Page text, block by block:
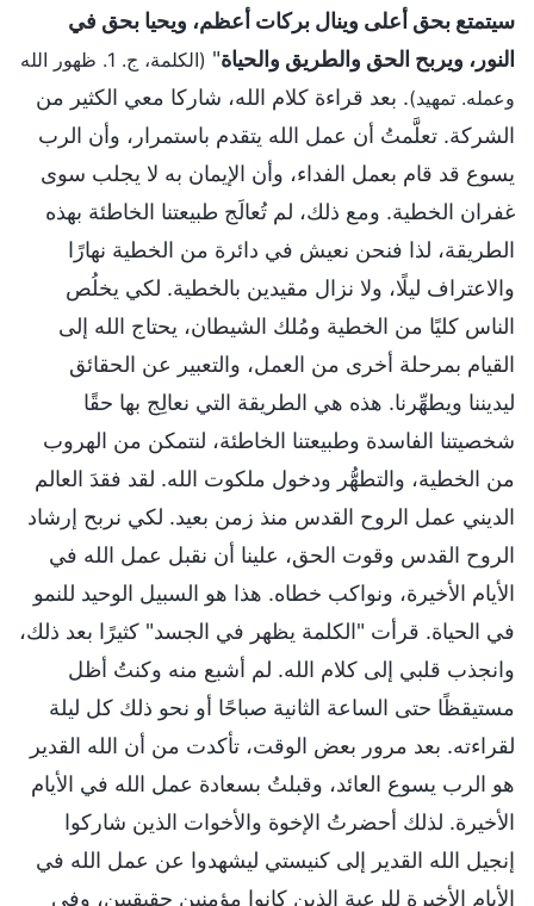
سيتمتع بحق أعلى وينال بركات أعظم، ويحيا بحق في
النور، ويربح الحق والطريق والحياة"
(الكلمة، ج. 1. ظهور الله
وعمله. تمهيد). بعد قراءة كلام الله، شاركا معي الكثير من
الشركة. تعلَّمتُ أن عمل الله يتقدم باستمرار، وأن الرب
يسوع قد قام بعمل الفداء، وأن الإيمان به لا يجلب سوى
غفران الخطية. ومع ذلك، لم تُعالَج طبيعتنا الخاطئة بهذه
الطريقة، لذا فنحن نعيش في دائرة من الخطية نهارًا
والاعتراف ليلًا، ولا نزال مقيدين بالخطية. لكي يخلُص
الناس كليًا من الخطية ومُلك الشيطان، يحتاج الله إلى
القيام بمرحلة أخرى من العمل، والتعبير عن الحقائق
ليديننا ويطهِّرنا. هذه هي الطريقة التي نعالِج بها حقًا
شخصيتنا الفاسدة وطبيعتنا الخاطئة، لنتمكن من الهروب
من الخطية، والتطهُّر ودخول ملكوت الله. لقد فقدَ العالم
الديني عمل الروح القدس منذ زمن بعيد. لكي نربح إرشاد
الروح القدس وقوت الحق، علينا أن نقبل عمل الله في
الأيام الأخيرة، ونواكب خطاه. هذا هو السبيل الوحيد للنمو
في الحياة. قرأت "الكلمة يظهر في الجسد" كثيرًا بعد ذلك،
وانجذب قلبي إلى كلام الله. لم أشبع منه وكنتُ أظل
مستيقظًا حتى الساعة الثانية صباحًا أو نحو ذلك كل ليلة
لقراءته. بعد مرور بعض الوقت، تأكدت من أن الله القدير
هو الرب يسوع العائد، وقبلتُ بسعادة عمل الله في الأيام
الأخيرة. لذلك أحضرتُ الإخوة والأخوات الذين شاركوا
إنجيل الله القدير إلى كنيستي ليشهدوا عن عمل الله في
الأيام الأخيرة للرعية الذين كانوا مؤمنين حقيقيين، وفي